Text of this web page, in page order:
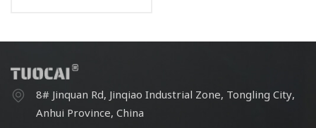
8# Jinquan Rd, Jinqiao Industrial Zone, Tongling City,
Anhui Province, China